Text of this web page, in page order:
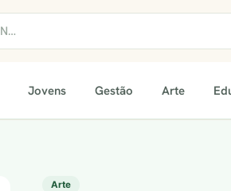
Jovens Gestão Arte
Arte